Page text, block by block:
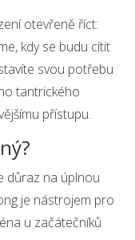
otevřeně říct:
kdy se budu cítit
svou potřebu
tantrického
přístupu.
důraz na úplnou
je nástrojem pro
u začátečníků